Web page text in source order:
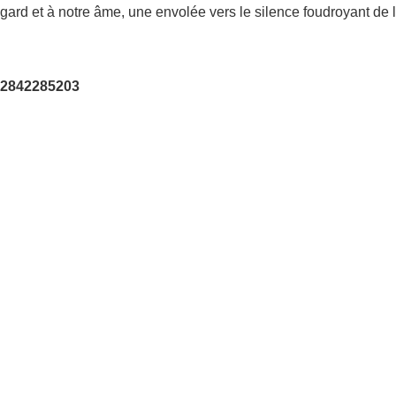
et à notre âme, une envolée vers le silence foudroyant de